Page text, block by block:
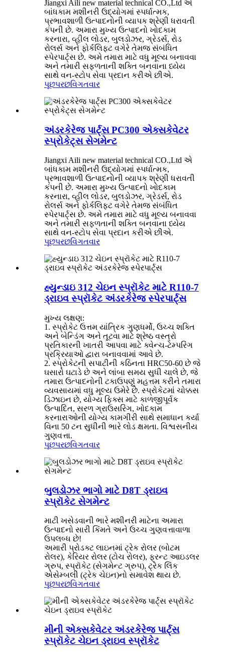
Jiangxi Aili new material technical CO.,Ltd એ
બાંધકામ મશીનરી ઉદ્યોગમાં સ્પર્ધાત્મક,
પ્રભાવશાળી ઉત્પાદનોની વ્યાપક શ્રેણી ધરાવતી
કંપની છે. અમારા મુખ્ય ઉત્પાદનો ખોદકામ
કરનારા, વ્હીલ લોડર, બુલડોઝર, ગ્રેડર્સ, રોડ
રોલર્સ અને ફોર્કલિફ્ટ વગેરે તેમજ સંબંધિત
સ્પેરપાર્ટ્સ છે. અમે તમારા માટે વધુ મૂલ્ય બનાવવા
અને તમારી સફળતાની શક્તિ બનવાના ધ્યેય
સાથે વન-સ્ટોપ સેવા પ્રદાન કરીએ છીએ.
પૂછપરછવિગતવાર
અંડરકેરેજ પાર્ટ્સ PC300 એક્સકેવેટર
સ્પ્રોકેટ્સ સેગમેન્ટ
Jiangxi Aili new material technical CO.,Ltd એ
બાંધકામ મશીનરી ઉદ્યોગમાં સ્પર્ધાત્મક,
પ્રભાવશાળી ઉત્પાદનોની વ્યાપક શ્રેણી ધરાવતી
કંપની છે. અમારા મુખ્ય ઉત્પાદનો ખોદકામ
કરનારા, વ્હીલ લોડર, બુલડોઝર, ગ્રેડર્સ, રોડ
રોલર્સ અને ફોર્કલિફ્ટ વગેરે તેમજ સંબંધિત
સ્પેરપાર્ટ્સ છે. અમે તમારા માટે વધુ મૂલ્ય બનાવવા
અને તમારી સફળતાની શક્તિ બનવાના ધ્યેય
સાથે વન-સ્ટોપ સેવા પ્રદાન કરીએ છીએ.
પૂછપરછવિગતવાર
હ્યુન્ડાઇ 312 ચેઇન સ્પ્રૉકેટ માટે R110-7
ડ્રાઇવ સ્પ્રૉકેટ અંડરકેરેજ સ્પેરપાર્ટ્સ
મુખ્ય લક્ષણ:
1. સ્પ્રોકેટ ઉત્તમ યાંત્રિક ગુણધર્મો, ઉચ્ચ શક્તિ
અને બેન્ડિંગ અને તૂટવા માટે શ્રેષ્ઠ વસ્ત્રો
પ્રતિકારની ખાતરી આપવા માટે ક્વેન્ચ-ટેમ્પરિંગ
પ્રક્રિયાઓ દ્વારા બનાવવામાં આવે છે.
2. સ્પ્રોકેટની સપાટીની કઠિનતા HRC50-60 છે જે
ઘસારો ઘટાડે છે અને લાંબા સમય સુધી ચાલે છે, જે
તમારા ઉત્પાદનોની ટકાઉપણું મહત્તમ કરીને તમારા
વ્યવસાયમાં વધુ મૂલ્ય ઉમેરે છે. સ્પ્રોકેટમાં ચોક્કસ
ડિઝાઇન છે, યોગ્ય ફિક્સ માટે કાળજીપૂર્વક
ઉત્પાદિત, સરળ ગ્રાઉસરિંગ, ખોદકામ
કરનારાઓની યોગ્ય કામગીરી સાથે સમાધાન કર્યા
વિના 50 ટન સુધીની ભારે લોડ ક્ષમતા. વિશ્વસનીય
ગુણવત્તા.
પૂછપરછવિગતવાર
બુલડોઝર ભાગો માટે D8T ડ્રાઇવ
સ્પ્રૉકેટ સેગમેન્ટ
માટી ખસેડવાની ભારે મશીનરી માટેના અમારા
ઉત્પાદનો સારી કિંમતે અને ઉચ્ચ ગુણવત્તાવાળા
ઉપલબ્ધ છે!
અમારી પ્રોડક્ટ લાઇનમાં ટ્રેક રોલર (બોટમ
રોલર), કેરિયર રોલર (ટોચ રોલર), ફ્રન્ટ આઇડલર
ગ્રુપ, સ્પ્રૉકેટ (સેગમેન્ટ ગ્રુપ), ટ્રેક લિંક
એસેમ્બલી (ટ્રેક ચેઇન)નો સમાવેશ થાય છે.
પૂછપરછવિગતવાર
મીની એક્સકેવેટર અંડરકેરેજ પાર્ટ્સ
સ્પ્રૉકેટ ચેઇન ડ્રાઇવ સ્પ્રૉકેટ